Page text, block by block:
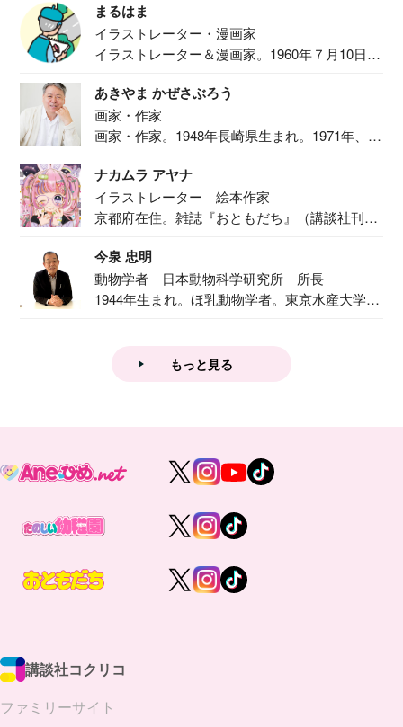
まるはま
イラストレーター・漫画家
イラストレーター＆漫画家。1960年７月10日生
あきやま かぜさぶろう
画家・作家
画家・作家。1948年長崎県生まれ。1971年、
ナカムラ アヤナ
イラストレーター 絵本作家
京都府在住。雑誌『おともだち』（講談社刊）
今泉 忠明
動物学者 日本動物科学研究所 所長
1944年生まれ。ほ乳動物学者。東京水産大学卒
もっと見る
講談社コクリコ
ファミリーサイト